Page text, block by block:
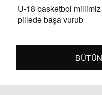
U-18 basketbol millimiz
pillədə başa vurub